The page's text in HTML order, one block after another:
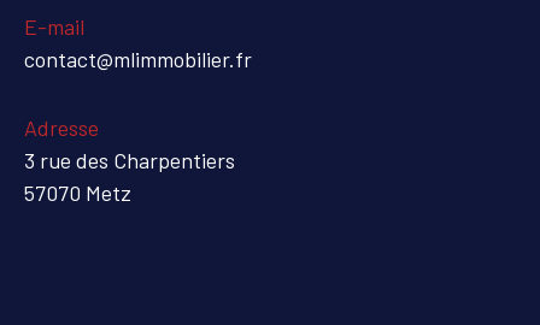
E-mail
contact@mlimmobilier.fr
Adresse
3 rue des Charpentiers
57070 Metz